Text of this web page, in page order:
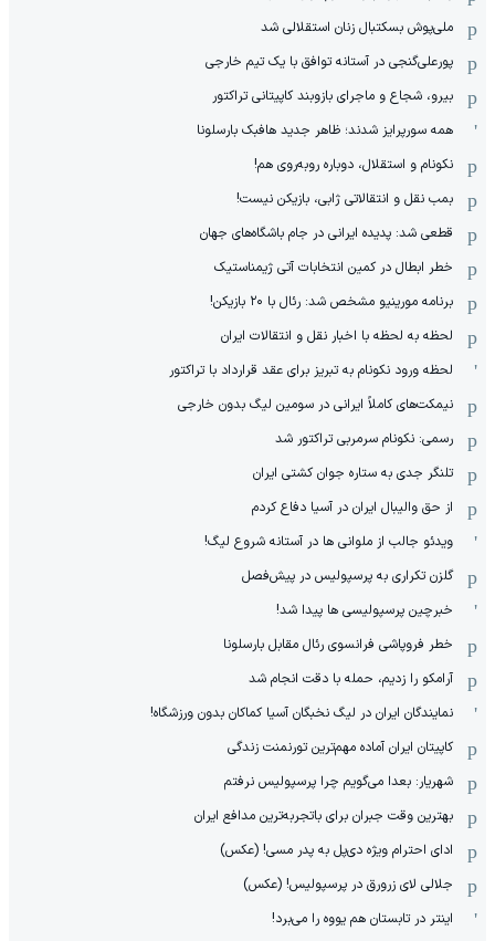
ملی‌پوش بسکتبال زنان استقلالی شد
پورعلی‌گنجی در آستانه توافق با یک تیم خارجی
بیرو، شجاع و ماجرای بازوبند کاپیتانی تراکتور
همه سورپرایز شدند؛ ظاهر جدید هافبک بارسلونا
نکونام و استقلال، دوباره روبه‌روی هم!
بمب نقل و انتقالاتی ژابی، بازیکن نیست!
قطعی شد: پدیده ایرانی در جام باشگاه‌های جهان
خطر ابطال در کمین انتخابات آتی ژیمناستیک
برنامه مورینیو مشخص شد: رئال با ۲۰ بازیکن!
لحظه به لحظه با اخبار نقل و انتقالات ایران
لحظه ورود نکونام به تبریز برای عقد قرارداد با تراکتور
نیمکت‌های کاملاً ایرانی در سومین لیگ بدون خارجی
رسمی: نکونام سرمربی تراکتور شد
تلنگر جدی به ستاره جوان کشتی ایران
از حق والیبال ایران در آسیا دفاع کردم
ویدئو جالب از ملوانی ها در آستانه شروع لیگ!
گلزن تکراری به پرسپولیس در پیش‌فصل
خبرچین پرسپولیسی ها پیدا شد!
خطر فروپاشی فرانسوی رئال مقابل بارسلونا
آرامکو را زدیم، حمله با دقت انجام شد
نمایندگان ایران در لیگ نخبگان آسیا کماکان بدون ورزشگاه!
کاپیتان ایران آماده مهم‌ترین تورنمنت زندگی
شهریار: بعدا می‌گویم چرا پرسپولیس نرفتم
بهترین وقت جبران برای باتجربه‌ترین مدافع ایران
ادای احترام ویژه دی‌پل به پدر مسی! (عکس)
جلالی لای زرورق در پرسپولیس! (عکس)
اینتر در تابستان هم یووه را می‌برد!